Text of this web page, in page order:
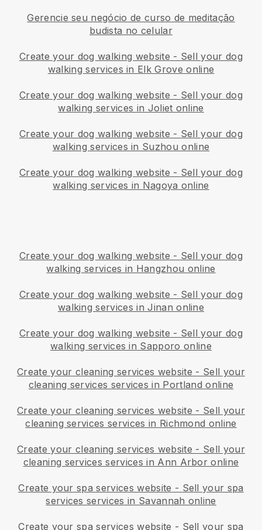
Gerencie seu negócio de curso de meditação
budista no celular
Create your dog walking website - Sell your dog
walking services in Elk Grove online
Create your dog walking website - Sell your dog
walking services in Joliet online
Create your dog walking website - Sell your dog
walking services in Suzhou online
Create your dog walking website - Sell your dog
walking services in Nagoya online
Create your dog walking website - Sell your dog
walking services in Hangzhou online
Create your dog walking website - Sell your dog
walking services in Jinan online
Create your dog walking website - Sell your dog
walking services in Sapporo online
Create your cleaning services website - Sell your
cleaning services services in Portland online
Create your cleaning services website - Sell your
cleaning services services in Richmond online
Create your cleaning services website - Sell your
cleaning services services in Ann Arbor online
Create your spa services website - Sell your spa
services services in Savannah online
Create your spa services website - Sell your spa